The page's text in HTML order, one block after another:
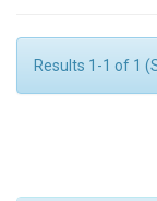
Results 1-1 of 1